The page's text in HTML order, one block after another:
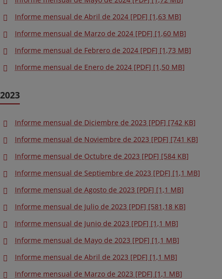
Informe mensual de Abril de 2024 [PDF] [1,63 MB]
Informe mensual de Marzo de 2024 [PDF] [1,60 MB]
Informe mensual de Febrero de 2024 [PDF] [1,73 MB]
Informe mensual de Enero de 2024 [PDF] [1,50 MB]
2023
Informe mensual de Diciembre de 2023 [PDF] [742 KB]
Informe mensual de Noviembre de 2023 [PDF] [741 KB]
Informe mensual de Octubre de 2023 [PDF] [584 KB]
Informe mensual de Septiembre de 2023 [PDF] [1,1 MB]
Informe mensual de Agosto de 2023 [PDF] [1,1 MB]
Informe mensual de Julio de 2023 [PDF] [581,18 KB]
Informe mensual de Junio de 2023 [PDF] [1,1 MB]
Informe mensual de Mayo de 2023 [PDF] [1,1 MB]
Informe mensual de Abril de 2023 [PDF] [1,1 MB]
Informe mensual de Marzo de 2023 [PDF] [1,1 MB]